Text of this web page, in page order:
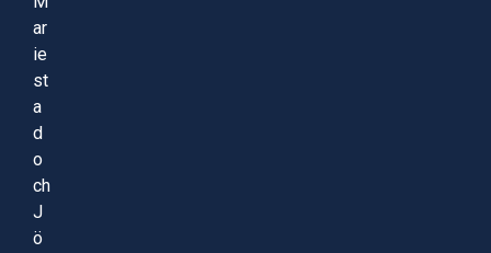
ar
ie
st
a
d
o
ch
J
ö